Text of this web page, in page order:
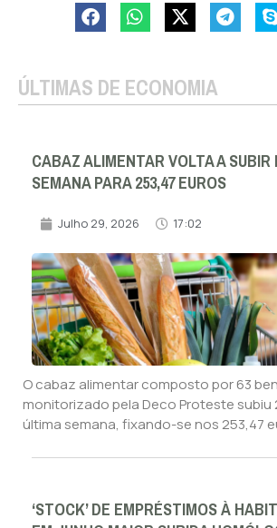
ÚLTIMAS DE ECONOMIA
CABAZ ALIMENTAR VOLTA A
SEMANA PARA 253,47 EUROS
Julho 29, 2026 17:02
O cabaz alimentar composto por 63
monitorizado pela Deco Proteste subiu
última semana, fixando-se nos 253,47
‘STOCK’ DE EMPRÉSTIMOS À